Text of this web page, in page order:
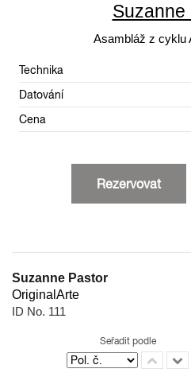
Suzanne
Asambláž z cyklu
Technika
Datování
Cena
Rezervovat
Suzanne Pastor
OriginalArte
ID No. 111
Seřadit podle